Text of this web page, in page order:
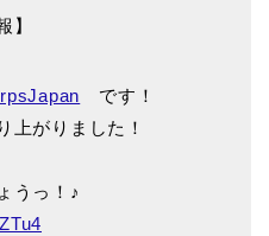
】
です！
上がりました！
うっ！♪